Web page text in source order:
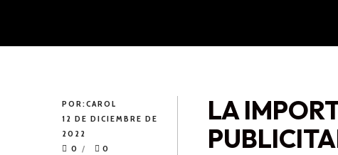
POR:CAROL
12 DE DICIEMBRE DE
2022
0
0
LA